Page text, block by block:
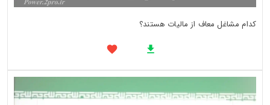
کدام مشاغل معاف از مالیات هستند؟